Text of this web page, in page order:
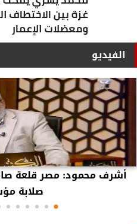
الفيديو
أشرف محمود: مصر قلعة
صلابة